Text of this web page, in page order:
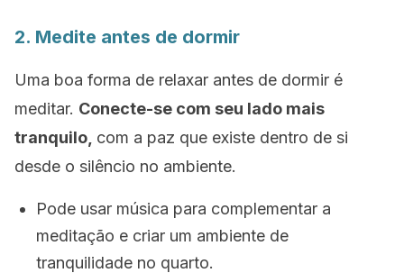
2. Medite antes de dormir
Uma boa forma de relaxar antes de dormir é
meditar. Conecte-se com seu lado mais
tranquilo, com a paz que existe dentro de si
desde o silêncio no ambiente.
Pode usar música para complementar a
meditação e criar um ambiente de
tranquilidade no quarto.